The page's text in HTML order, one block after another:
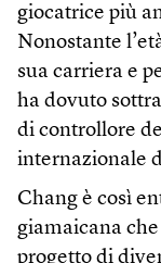
giocatrice più
Nonostante
sua carriera e
ha dovuto
di controllore
internazionale
Chang è così
giamaicana
progetto di